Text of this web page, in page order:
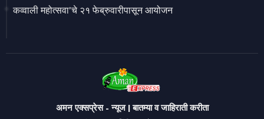
कव्वाली महोत्सवा'चे २१ फेब्रुवारीपासून आयोजन
अमन एक्सप्रेस - न्यूज | बातम्या व जाहिराती करीता